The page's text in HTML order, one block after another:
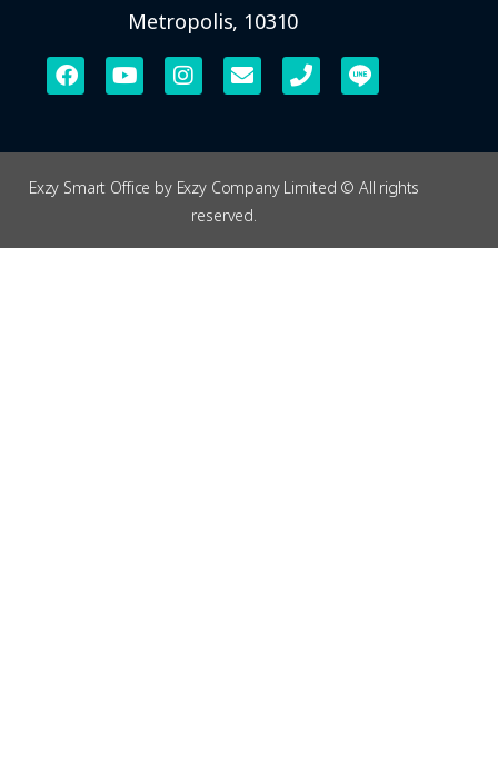
Metropolis, 10310
Exzy Smart Office by Exzy Company Limited © All rights
reserved.